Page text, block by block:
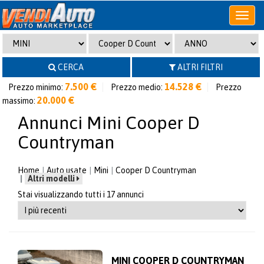
Apri
o
chiudi
menu
CERCA
ALTRI FILTRI
Prezzo minimo: 7.500 € Prezzo medio: 14.528 €
Prezzo
massimo: 20.000 €
Annunci Mini Cooper D
Countryman
Home Auto usate Mini
Cooper D Countryman
Altri modelli
Stai visualizzando tutti i 17 annunci
MINI COOPER D COUNTRYMAN